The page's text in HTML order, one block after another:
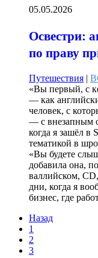
05.05.2026
Освестри:
по праву
Путешествия |
«Вы первый, с
— как
человек, с
— с внезапным
когда я зашёл в
тематикой в
«Вы будете
добавила она,
валлийском,
дни, когда я
бизнес, где
Назад
1
2
3